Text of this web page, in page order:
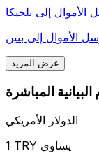
الأموال إلى بلجيكا
الأموال إلى بنين
عرض المزيد
الدولار الأمريكي
1 TRY يساوي